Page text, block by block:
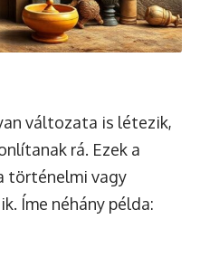
változata is létezik,
rá. Ezek a
történelmi vagy
Íme néhány példa: